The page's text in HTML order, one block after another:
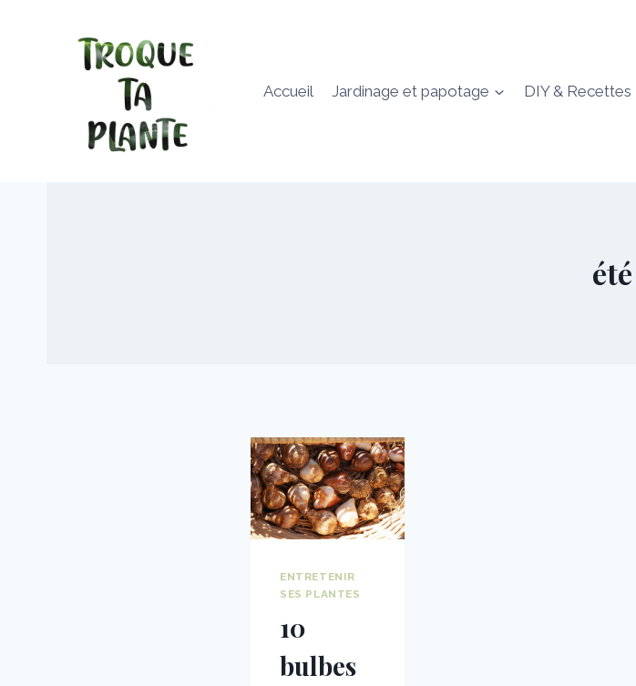
Accueil
Jardinage et papotage DIY & Recettes
été
ENTRETENIR
SES PLANTES
10
bulbes